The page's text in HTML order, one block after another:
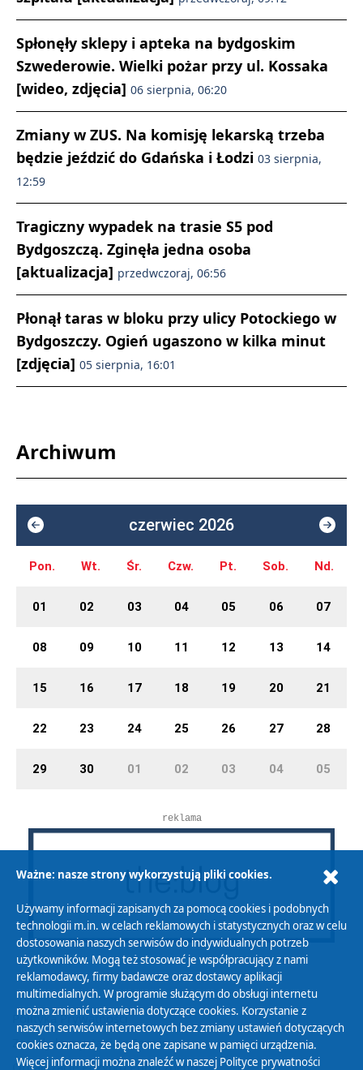
Spłonęły sklepy i apteka na bydgoskim
Szwederowie. Wielki pożar przy ul. Kossaka
[wideo, zdjęcia] 06 sierpnia, 06:20
Zmiany w ZUS. Na komisję lekarską trzeba
będzie jeździć do Gdańska i Łodzi 03 sierpnia,
12:59
Tragiczny wypadek na trasie S5 pod
Bydgoszczą. Zginęła jedna osoba
[aktualizacja] przedwczoraj, 06:56
Płonął taras w bloku przy ulicy Potockiego w
Bydgoszczy. Ogień ugaszono w kilka minut
[zdjęcia] 05 sierpnia, 16:01
Archiwum
czerwiec 2026
Pon. Wt. Śr. Czw. Pt. Sob. Nd.
01 02 03 04 05 06 07
08 09 10 11 12 13 14
15 16 17 18 19 20 21
22 23 24 25 26 27 28
29 30 01 02 03 04 05
reklama
Polityka Prywatności
Zasady korzystania z Serwisu
Ważne: nasze strony wykorzystują pliki cookies.
Używamy informacji zapisanych za pomocą cookies i podobnych
technologii m.in. w celach reklamowych i statystycznych oraz w celu
dostosowania naszych serwisów do indywidualnych potrzeb
użytkowników. Mogą też stosować je współpracujący z nami
reklamodawcy, firmy badawcze oraz dostawcy aplikacji
multimedialnych. W programie służącym do obsługi internetu
można zmienić ustawienia dotyczące cookies. Korzystanie z
naszych serwisów internetowych bez zmiany ustawień dotyczących
cookies oznacza, że będą one zapisane w pamięci urządzenia.
Więcej informacji można znaleźć w naszej Polityce prywatności